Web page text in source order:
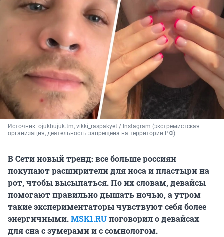
Источник: ojukbujuk.tm, vikki_raspakyet / Instagram (экстремистская
организация, деятельность запрещена на территории РФ)
В Сети новый тренд: все больше россиян
покупают расширители для носа и пластыри на
рот, чтобы высыпаться. По их словам, девайсы
помогают правильно дышать ночью, а утром
такие экспериментаторы чувствуют себя более
энергичными.MSK1.RUпоговорил о девайсах
для сна с зумерами и с сомнологом.